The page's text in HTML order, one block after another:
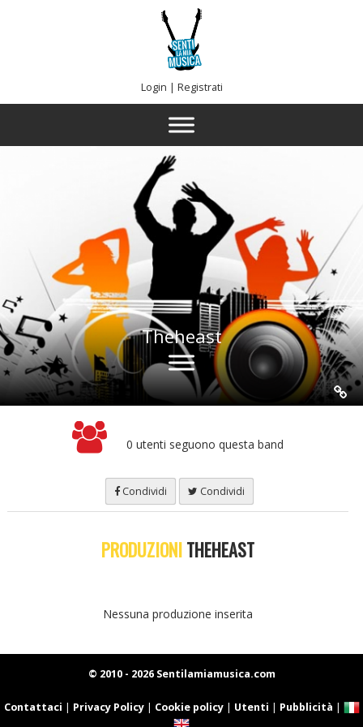
Login | Registrati
Theheast
0 utenti seguono questa band
Condividi Condividi
PRODUZIONITHEHEAST
Nessuna produzione inserita
© 2010 - 2026 Sentilamiamusica.com
Contattaci | Privacy Policy| Cookie policy| Utenti | Pubblicità |